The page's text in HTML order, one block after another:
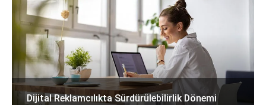
Dijital Reklamcılıkta Sürdürülebilirlik Dönemi